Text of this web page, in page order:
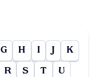
G H I J K
R S T U